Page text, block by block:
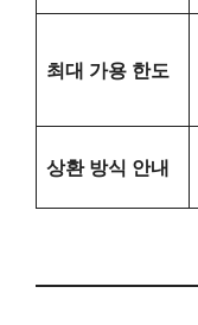
최대 가용 한도
상환 방식 안내